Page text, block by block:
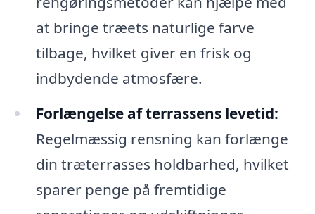
at bringe træets naturlige farve
tilbage, hvilket giver en frisk og
indbydende atmosfære.
Forlængelse af terrassens levetid:
Regelmæssig rensning kan forlænge
din træterrasses holdbarhed, hvilket
sparer penge på fremtidige